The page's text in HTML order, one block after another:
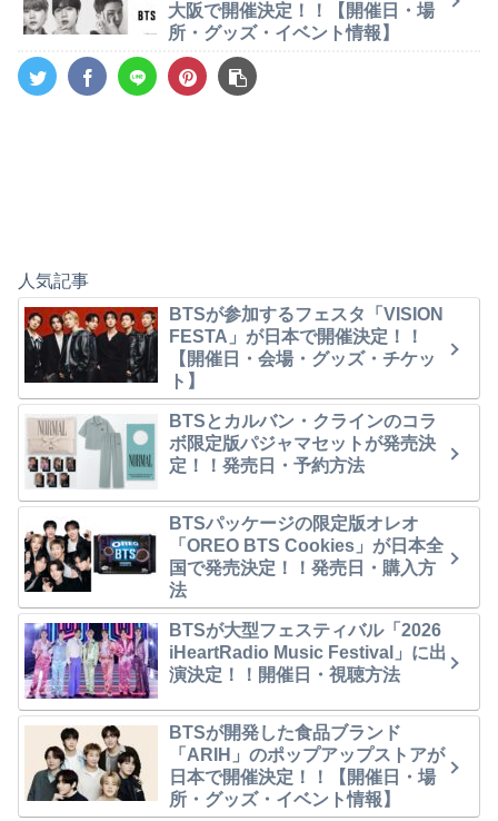
大阪で開催決定！！【開催日・場
所・グッズ・イベント情報】
人気記事
BTSが参加するフェスタ「VISION
FESTA」が日本で開催決定！！
【開催日・会場・グッズ・チケッ
ト】
BTSとカルバン・クラインのコラ
ボ限定版パジャマセットが発売決
定！！発売日・予約方法
BTSパッケージの限定版オレオ
「OREO BTS Cookies」が日本全
国で発売決定！！発売日・購入方
法
BTSが大型フェスティバル「2026
iHeartRadio Music Festival」に出
演決定！！開催日・視聴方法
BTSが開発した食品ブランド
「ARIH」のポップアップストアが
日本で開催決定！！【開催日・場
所・グッズ・イベント情報】